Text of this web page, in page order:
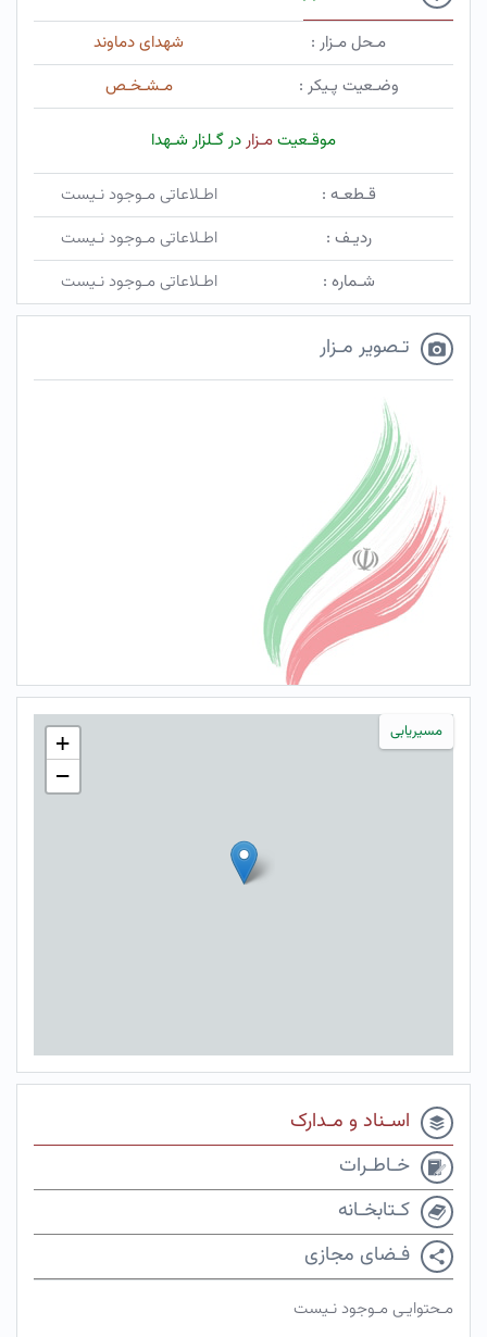
مـحل مـزار :
شهدای دماوند
وضـعیت پـیکر :
مـشـخـص
موقـعیتمـزاردر گـلزار شـهدا
قـطعـه :
اطـلاعاتی مـوجود نـیست
ردیـف :
اطـلاعاتی مـوجود نـیست
شـماره :
اطـلاعاتی مـوجود نـیست
تـصویر مـزار
مسیریابی
+
−
اسـناد و مـدارک
خـاطـرات
کـتابخـانه
فـضای مجازی
مـحتوایـی مـوجود نـیست